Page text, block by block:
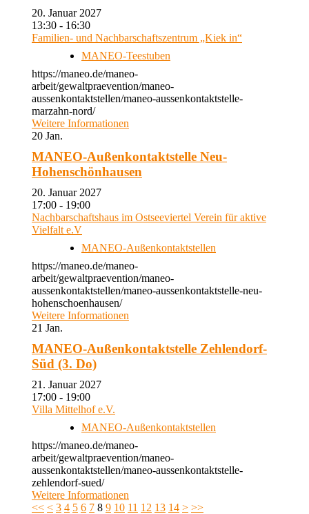
20. Januar 2027
13:30 - 16:30
Familien- und Nachbarschaftszentrum „Kiek in“
MANEO-Teestuben
https://maneo.de/maneo-
arbeit/gewaltpraevention/maneo-
aussenkontaktstellen/maneo-aussenkontaktstelle-
marzahn-nord/
Weitere Informationen
20 Jan.
MANEO-Außenkontaktstelle Neu-
Hohenschönhausen
20. Januar 2027
17:00 - 19:00
Nachbarschaftshaus im Ostseeviertel Verein für aktive
Vielfalt e.V
MANEO-Außenkontaktstellen
https://maneo.de/maneo-
arbeit/gewaltpraevention/maneo-
aussenkontaktstellen/maneo-aussenkontaktstelle-neu-
hohenschoenhausen/
Weitere Informationen
21 Jan.
MANEO-Außenkontaktstelle Zehlendorf-
Süd (3. Do)
21. Januar 2027
17:00 - 19:00
Villa Mittelhof e.V.
MANEO-Außenkontaktstellen
https://maneo.de/maneo-
arbeit/gewaltpraevention/maneo-
aussenkontaktstellen/maneo-aussenkontaktstelle-
zehlendorf-sued/
Weitere Informationen
<< < 3 4 5 6 7 8 9 10 11 12 13 14 > >>